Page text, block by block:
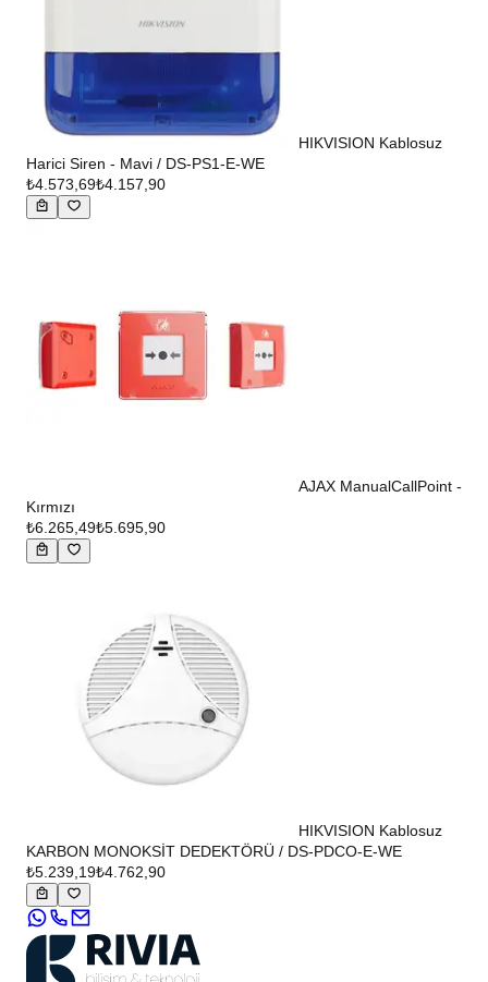
HIKVISION Kablosuz
Harici Siren - Mavi / DS-PS1-E-WE
₺4.573,69₺4.157,90
AJAX ManualCallPoint -
Kırmızı
₺6.265,49₺5.695,90
HIKVISION Kablosuz
KARBON MONOKSİT DEDEKTÖRÜ / DS-PDCO-E-WE
₺5.239,19₺4.762,90